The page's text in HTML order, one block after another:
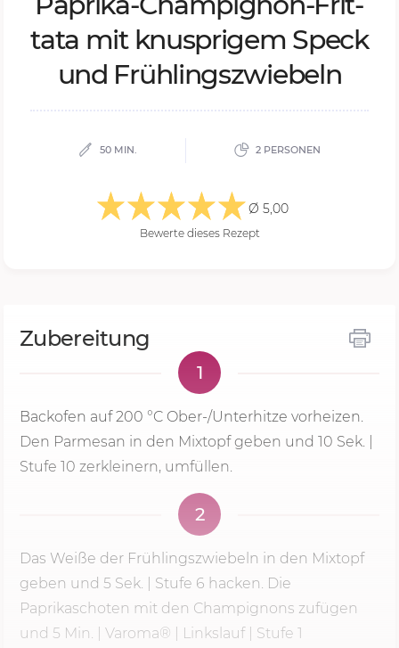
ta­ta mit knusp­ri­gem Speck
und Früh­lings­zwie­beln
50 MIN. 2 PERSONEN
Ø 5,00
Bewerte dieses Rezept
Zubereitung
1
Backofen auf200 °C Ober-/Unterhitze vorheizen.
Den Parmesan in den Mixtopf geben und 10 Sek.
Stufe 10 zerkleinern, umfüllen.
2
Das Weiße der Frühlingszwiebeln in den Mixtopf
geben und 5 Sek. Stufe 6 hacken. Die
Paprikaschoten mit den Champignons zufügen
und 5 Min.
| Varoma® | Linkslauf | Stufe 1